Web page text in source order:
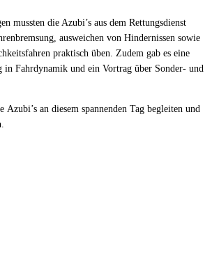
mussten die Azubi’s aus dem Rettungsdienst
ausweichen von Hindernissen sowie
praktisch üben. Zudem gab es eine
in Fahrdynamik und ein Vortrag über Sonder- und
an diesem spannenden Tag begleiten und